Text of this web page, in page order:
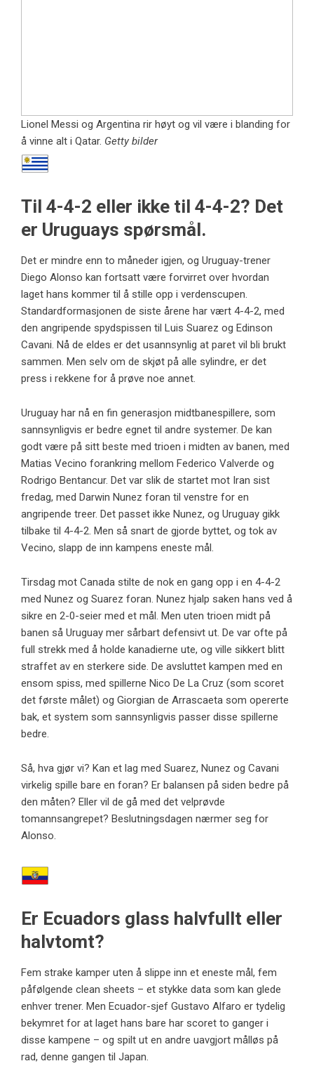
Lionel Messi og Argentina rir høyt og vil være i blanding for
å vinne alt i Qatar. Getty bilder
Til 4-4-2 eller ikke til 4-4-2? Det
er Uruguays spørsmål.
Det er mindre enn to måneder igjen, og Uruguay-trener
Diego Alonso kan fortsatt være forvirret over hvordan
laget hans kommer til å stille opp i verdenscupen.
Standardformasjonen de siste årene har vært 4-4-2, med
den angripende spydspissen til Luis Suarez og Edinson
Cavani. Nå de eldes er det usannsynlig at paret vil bli brukt
sammen. Men selv om de skjøt på alle sylindre, er det
press i rekkene for å prøve noe annet.
Uruguay har nå en fin generasjon midtbanespillere, som
sannsynligvis er bedre egnet til andre systemer. De kan
godt være på sitt beste med trioen i midten av banen, med
Matias Vecino forankring mellom Federico Valverde og
Rodrigo Bentancur. Det var slik de startet mot Iran sist
fredag, med Darwin Nunez foran til venstre for en
angripende treer. Det passet ikke Nunez, og Uruguay gikk
tilbake til 4-4-2. Men så snart de gjorde byttet, og tok av
Vecino, slapp de inn kampens eneste mål.
Tirsdag mot Canada stilte de nok en gang opp i en 4-4-2
med Nunez og Suarez foran. Nunez hjalp saken hans ved å
sikre en 2-0-seier med et mål. Men uten trioen midt på
banen så Uruguay mer sårbart defensivt ut. De var ofte på
full strekk med å holde kanadierne ute, og ville sikkert blitt
straffet av en sterkere side. De avsluttet kampen med en
ensom spiss, med spillerne Nico De La Cruz (som scoret
det første målet) og Giorgian de Arrascaeta som opererte
bak, et system som sannsynligvis passer disse spillerne
bedre.
Så, hva gjør vi? Kan et lag med Suarez, Nunez og Cavani
virkelig spille bare en foran? Er balansen på siden bedre på
den måten? Eller vil de gå med det velprøvde
tomannsangrepet? Beslutningsdagen nærmer seg for
Alonso.
Er Ecuadors glass halvfullt eller
halvtomt?
Fem strake kamper uten å slippe inn et eneste mål, fem
påfølgende clean sheets – et stykke data som kan glede
enhver trener. Men Ecuador-sjef Gustavo Alfaro er tydelig
bekymret for at laget hans bare har scoret to ganger i
disse kampene – og spilt ut en andre uavgjort målløs på
rad, denne gangen til Japan.